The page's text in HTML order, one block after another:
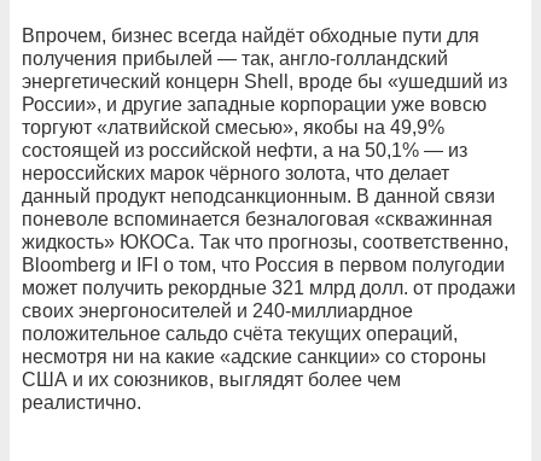
Впрочем, бизнес всегда найдёт обходные пути для
получения прибылей — так, англо-голландский
энергетический концерн Shell, вроде бы «ушедший из
России», и другие западные корпорации уже вовсю
торгуют «латвийской смесью», якобы на 49,9%
состоящей из российской нефти, а на 50,1% — из
нероссийских марок чёрного золота, что делает
данный продукт неподсанкционным. В данной связи
поневоле вспоминается безналоговая «скважинная
жидкость» ЮКОСа. Так что прогнозы, соответственно,
Bloomberg и IFI о том, что Россия в первом полугодии
может получить рекордные 321 млрд долл. от продажи
своих энергоносителей и 240-миллиардное
положительное сальдо счёта текущих операций,
несмотря ни на какие «адские санкции» со стороны
США и их союзников, выглядят более чем
реалистично.